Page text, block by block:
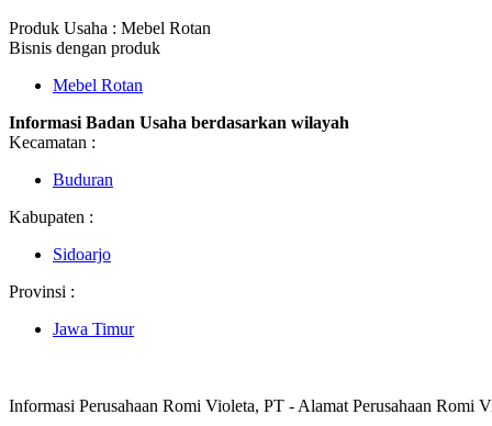
Produk Usaha : Mebel Rotan
Bisnis dengan produk
Mebel Rotan
Informasi Badan Usaha berdasarkan wilayah
Kecamatan :
Buduran
Kabupaten :
Sidoarjo
Provinsi :
Jawa Timur
Informasi Perusahaan Romi Violeta, PT - Alamat Perusahaan Romi